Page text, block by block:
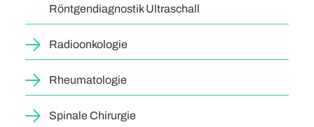
Röntgendiagnostik Ultraschall
Radioonkologie
Rheumatologie
Spinale Chirurgie